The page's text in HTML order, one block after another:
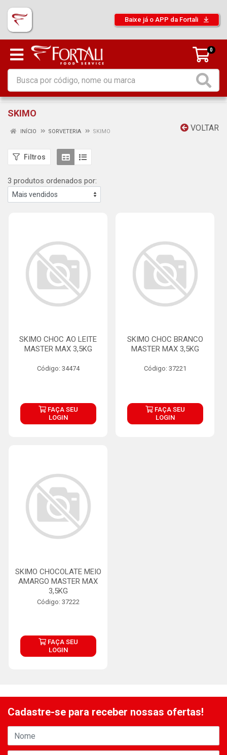
Baixe já o APP da Fortali
0
SKIMO
VOLTAR
INÍCIO SORVETERIA SKIMO
Filtros
3 produtos ordenados por:
SKIMO CHOC AO LEITE
MASTER MAX 3,5KG
Código: 34474
FAÇA SEU
LOGIN
SKIMO CHOC BRANCO
MASTER MAX 3,5KG
Código: 37221
FAÇA SEU
LOGIN
SKIMO CHOCOLATE MEIO
AMARGO MASTER MAX
3,5KG
Código: 37222
FAÇA SEU
LOGIN
Cadastre-se para receber nossas ofertas!